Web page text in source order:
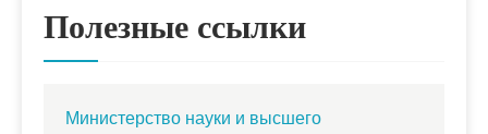
Полезные ссылки
Министерство науки и высшего